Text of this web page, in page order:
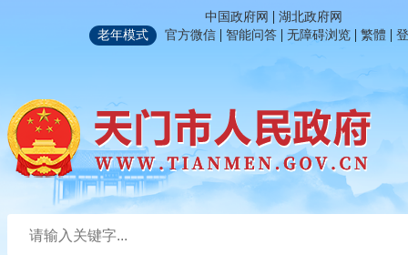
中国政府网 | 湖北政府网
老年模式
官方微信 | 智能问答 | 无障碍浏览 | 繁體 |